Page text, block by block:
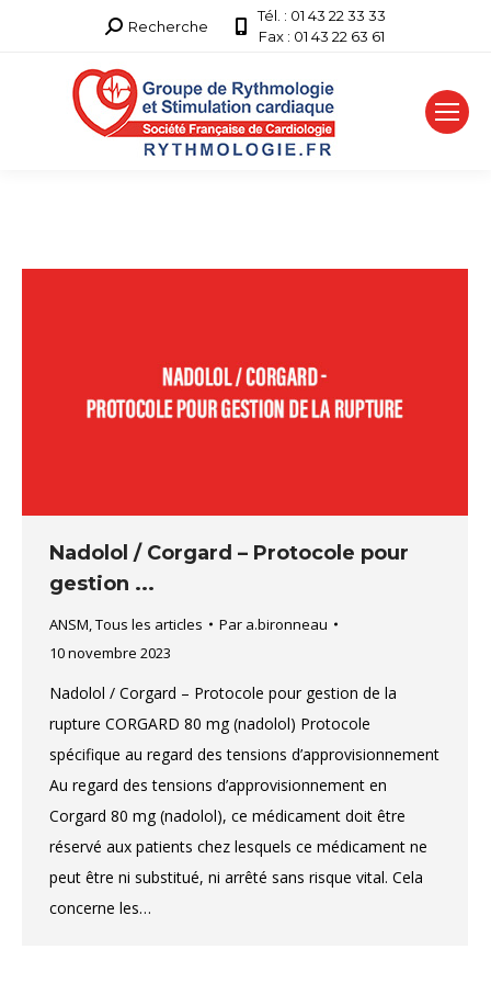
Recherche
Recherche
Tél. : 01 43 22 33 33
Fax : 01 43 22 63 61
Nadolol / Corgard – Protocole pour
gestion ...
ANSM,Tous les articles Par a.bironneau
10 novembre 2023
Nadolol / Corgard – Protocole pour gestion de la
rupture CORGARD 80 mg (nadolol) Protocole
spécifique au regard des tensions d’approvisionnement
Au regard des tensions d’approvisionnement en
Corgard 80 mg (nadolol), ce médicament doit être
réservé aux patients chez lesquels ce médicament ne
peut être ni substitué, ni arrêté sans risque vital. Cela
concerne les…